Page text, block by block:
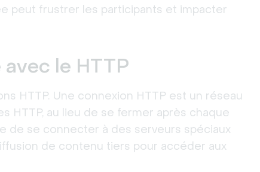
peut frustrer les participants et impacter
le HTTP
HTTP. Une connexion HTTP est un réseau
HTTP, au lieu de se fermer après chaque
de se connecter à des serveurs spéciaux
de contenu tiers pour accéder aux